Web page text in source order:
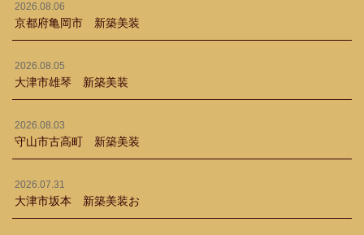
2026.08.06
京都府亀岡市 新築美装
2026.08.05
大津市雄琴 新築美装
2026.08.03
守山市古高町 新築美装
2026.07.31
大津市坂本 新築美装お